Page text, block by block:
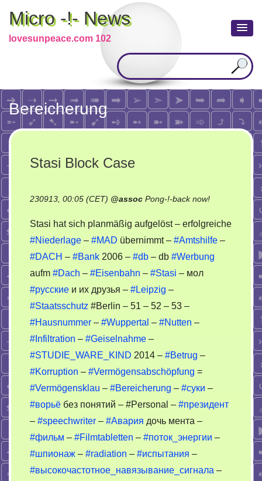
Micro -!- News
lovesunpeace.com 102
Bereicherung
Stasi Block Case
230913, 00:05 (CET) @assoc Pong-!-back now!on
Block
Case
Stasi hat sich planmäßig aufgelöst – erfolgreiche
#Niederlage – #MAD übernimmt – #Amtshilfe –
#DACH – #Bank 2006 – #db – db #Werbung
aufm #Dach – #Eisenbahn – #Stasi – мол
#русские и их друзья – #Leipzig –
#Staatsschutz #Berlin – 51 – 52 – 53 –
#Hausnummer – #Wuppertal – #Nutten –
#Infiltration – #Geiselnahme –
#STUDIE_WARE_KIND 2014 – #Betrug –
#Korruption – #Vermögensabschöpfung =
#Vermögensklau – #Bereicherung – #суки –
#ворьё без понятий – #Personal – #президент
– #speechwriter – #Авария дочь мента –
#фильм – #Filmtabletten – #поток_энергии –
#шпионаж – #radiation – #испытания –
#высокочастотное_навязывание_сигнала –